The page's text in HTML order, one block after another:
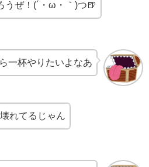
うぜ！(´・ω・｀)つ🍺
一杯やりたいよなあ
れてるじゃん